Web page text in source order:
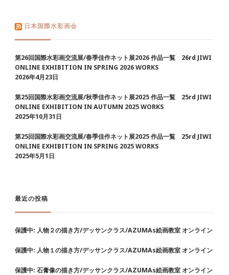
日本国際水彩画会
第26回国際水彩画交流展/春季佳作ネット展2026 作品一覧 26rd JIWI
ONLINE EXHIBITION IN SPRING 2026 WORKS
2026年4月23日
第25回国際水彩画交流展/秋季佳作ネット展2025 作品一覧 25rd JIWI
ONLINE EXHIBITION IN AUTUMN 2025 WORKS
2025年10月31日
第25回国際水彩画交流展/春季佳作ネット展2025 作品一覧 25rd JIWI
ONLINE EXHIBITION IN SPRING 2025 WORKS
2025年5月1日
最近の投稿
保護中: 人物２の描き方/デッサンクラス/AZUMAs絵画教室 オンライン
保護中: 人物１の描き方/デッサンクラス/AZUMAs絵画教室 オンライン
保護中: 石膏像の描き方/デッサンクラス/AZUMAs絵画教室 オンライン